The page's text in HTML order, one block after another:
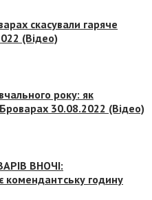
скасували гаряче
(Відео)
року: як
30.08.2022 (Відео)
ВНОЧІ:
комендантську годину